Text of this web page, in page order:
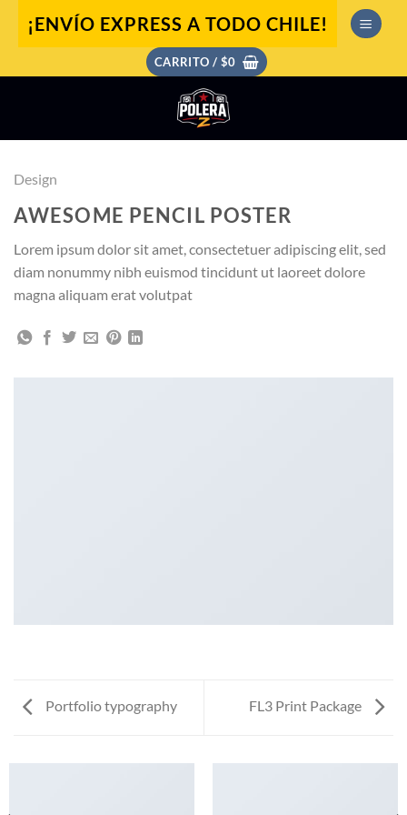
¡ENVÍO EXPRESS A TODO CHILE!
CARRITO / $0
Design
AWESOME PENCIL POSTER
Lorem ipsum dolor sit amet, consectetuer adipiscing elit, sed
diam nonummy nibh euismod tincidunt ut laoreet dolore
magna aliquam erat volutpat
Portfolio typography FL3 Print Package